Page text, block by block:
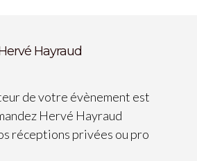
Hayraud
de votre évènement est
Hervé Hayraud
réceptions privées ou pro